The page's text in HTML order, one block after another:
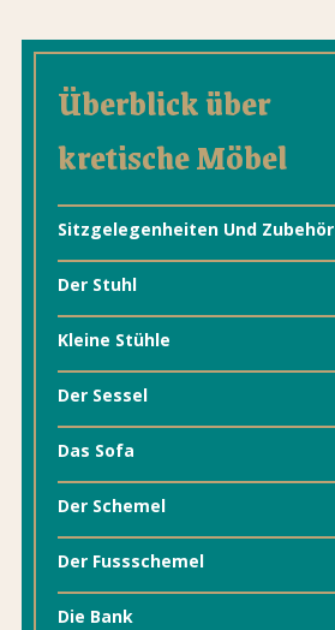
Überblick über
kretische Möbel
Sitzgelegenheiten Und Zubehör
Der Stuhl
Kleine Stühle
Der Sessel
Das Sofa
Der Schemel
Der Fussschemel
Die Bank